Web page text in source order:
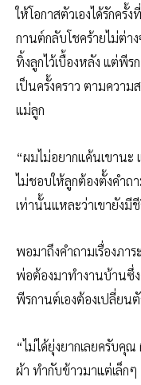
ให้โอกาสตัวเองได้รักค
กานต์กลับโชคร้ายไม่ต่า
ทิ้งลูกไว้เบื้องหลัง แต่พี
เป็นครั้งคราว ตามควา
แม่ลูก
“ผมไม่อยากแค้นเขาน
ไม่ชอบให้ลูกต้องตั้งคำถ
เท่านั้นแหละว่าเขายังมี
พอมาถึงคำถามเรื่องภา
พ่อต้องมาทำงานบ้านซึ่
พีรกานต์เองต้องเปลี่ยนตั
“ไม่ได้ยุ่งยากเลยครับคุ
ผ้า ทำกับข้าวมาแต่เล็กๆ